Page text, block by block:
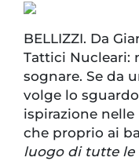
BELLIZZI. Da
Tattici Nucleari:
sognare. Se da
volge lo
ispirazione
che proprio ai
luogo di tutte le